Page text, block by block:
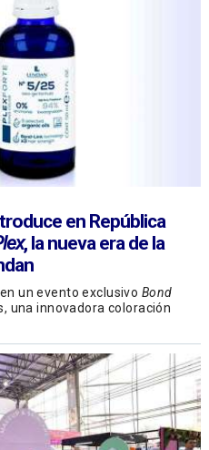
en República
, la nueva era de la
un evento exclusivo Bond
una innovadora coloración